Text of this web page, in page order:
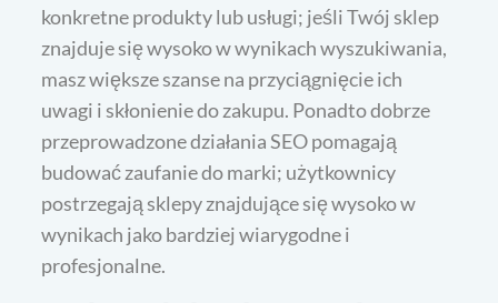
konkretne produkty lub usługi; jeśli Twój sklep
znajduje się wysoko w wynikach wyszukiwania,
masz większe szanse na przyciągnięcie ich
uwagi i skłonienie do zakupu. Ponadto dobrze
przeprowadzone działania SEO pomagają
budować zaufanie do marki; użytkownicy
postrzegają sklepy znajdujące się wysoko w
wynikach jako bardziej wiarygodne i
profesjonalne.